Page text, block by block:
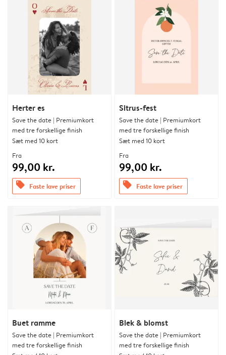
Herter es
Save the date | Premiumkort
med tre forskellige finish
Sæt med 10 kort
Fra
99,00 kr.
offers Faste lave priser
Sitrus-fest
Save the date | Premiumkort
med tre forskellige finish
Sæt med 10 kort
Fra
99,00 kr.
offers Faste lave priser
Buet ramme
Save the date | Premiumkort
med tre forskellige finish
Blek & blomst
Save the date | Premiumkort
med tre forskellige finish